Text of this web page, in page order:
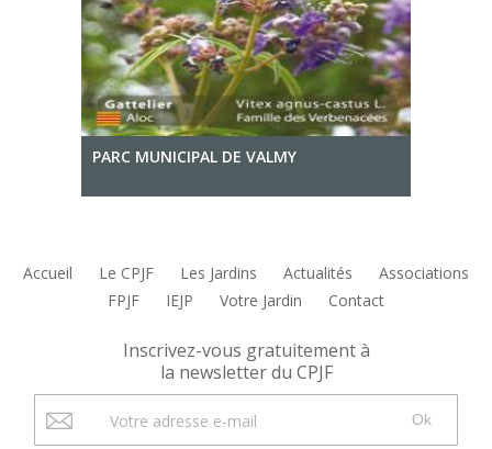
PARC MUNICIPAL DE VALMY
Accueil Le CPJF Les Jardins Actualités
Associations
FPJF
IEJP Votre Jardin Contact
Inscrivez-vous gratuitement à
la newsletter du CPJF
Ok